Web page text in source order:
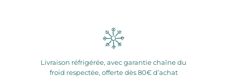
Livraison réfrigérée, avec garantie chaîne du
froid respectée, offerte dès 80€ d’achat